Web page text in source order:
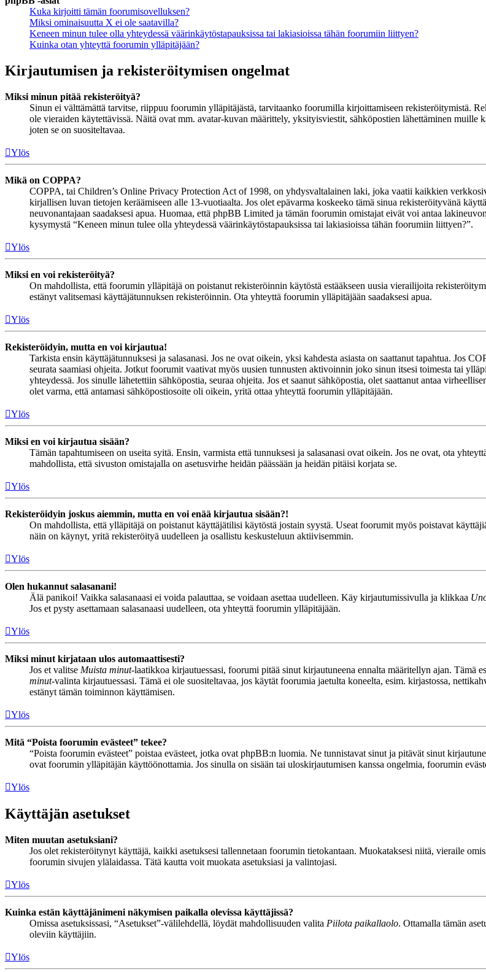
Kuka kirjoitti tämän foorumisovelluksen?
Miksi ominaisuutta X ei ole saatavilla?
Keneen minun tulee olla yhteydessä väärinkäytöstapauksissa tai lakiasioissa tähän foorumiin liittyen?
Kuinka otan yhteyttä foorumin ylläpitäjään?
Kirjautumisen ja rekisteröitymisen ongelmat
Miksi minun pitää rekisteröityä?
Sinun ei välttämättä tarvitse, riippuu foorumin ylläpitäjästä, tarvitaanko foorumilla kirjoittamiseen rekisteröitymistä.
ole vieraiden käytettävissä. Näitä ovat mm. avatar-kuvan määrittely, yksityisviestit, sähköpostien lähettäminen
joten se on suositeltavaa.
Ylös
Mikä on COPPA?
COPPA, tai Children’s Online Privacy Protection Act of 1998, on yhdysvaltalainen laki, joka vaatii kaikkien
kirjallisen luvan tietojen keräämiseen alle 13-vuotiaalta. Jos olet epävarma koskeeko tämä sinua rekisteröityvänä
neuvonantajaan saadaksesi apua. Huomaa, että phpBB Limited ja tämän foorumin omistajat eivät voi antaa
kysymystä “Keneen minun tulee olla yhteydessä väärinkäytöstapauksissa tai lakiasioissa tähän foorumiin liittyen?”.
Ylös
Miksi en voi rekisteröityä?
On mahdollista, että foorumin ylläpitäjä on poistanut rekisteröinnin käytöstä estääkseen uusia vierailijoita
estänyt valitsemasi käyttäjätunnuksen rekisteröinnin. Ota yhteyttä foorumin ylläpitäjään saadaksesi apua.
Ylös
Rekisteröidyin, mutta en voi kirjautua!
Tarkista ensin käyttäjätunnuksesi ja salasanasi. Jos ne ovat oikein, yksi kahdesta asiasta on saattanut tapahtua. Jos
seurata saamiasi ohjeita. Jotkut foorumit vaativat myös uusien tunnusten aktivoinnin joko sinun itsesi toimesta tai
yhteydessä. Jos sinulle lähetettiin sähköpostia, seuraa ohjeita. Jos et saanut sähköpostia, olet saattanut antaa
olet varma, että antamasi sähköpostiosoite oli oikein, yritä ottaa yhteyttä foorumin ylläpitäjään.
Ylös
Miksi en voi kirjautua sisään?
Tämän tapahtumiseen on useita syitä. Ensin, varmista että tunnuksesi ja salasanasi ovat oikein. Jos ne ovat, ota
mahdollista, että sivuston omistajalla on asetusvirhe heidän päässään ja heidän pitäisi korjata se.
Ylös
Rekisteröidyin joskus aiemmin, mutta en voi enää kirjautua sisään?!
On mahdollista, että ylläpitäjä on poistanut käyttäjätilisi käytöstä jostain syystä. Useat foorumit myös poistavat
näin on käynyt, yritä rekisteröityä uudelleen ja osallistu keskusteluun aktiivisemmin.
Ylös
Olen hukannut salasanani!
Älä panikoi! Vaikka salasanaasi ei voida palauttaa, se voidaan asettaa uudelleen. Käy kirjautumissivulla ja klikkaa
Jos et pysty asettamaan salasanaasi uudelleen, ota yhteyttä foorumin ylläpitäjään.
Ylös
Miksi minut kirjataan ulos automaattisesti?
Jos et valitse Muista minut-laatikkoa kirjautuessasi, foorumi pitää sinut kirjautuneena ennalta määritellyn ajan. Tämä
minut-valinta kirjautuessasi. Tämä ei ole suositeltavaa, jos käytät foorumia jaetulta koneelta, esim. kirjastossa,
estänyt tämän toiminnon käyttämisen.
Ylös
Mitä “Poista foorumin evästeet” tekee?
“Poista foorumin evästeet” poistaa evästeet, jotka ovat phpBB:n luomia. Ne tunnistavat sinut ja pitävät sinut
ovat foorumin ylläpitäjän käyttöönottamia. Jos sinulla on sisään tai uloskirjautumisen kanssa ongelmia, foorumin
Ylös
Käyttäjän asetukset
Miten muutan asetuksiani?
Jos olet rekisteröitynyt käyttäjä, kaikki asetuksesi tallennetaan foorumin tietokantaan. Muokataksesi niitä, vieraile
foorumin sivujen ylälaidassa. Tätä kautta voit muokata asetuksiasi ja valintojasi.
Ylös
Kuinka estän käyttäjänimeni näkymisen paikalla olevissa käyttäjissä?
Omissa asetuksissasi, “Asetukset”-välilehdellä, löydät mahdollisuuden valita Piilota paikallaolo. Ottamalla tämän
oleviin käyttäjiin.
Ylös